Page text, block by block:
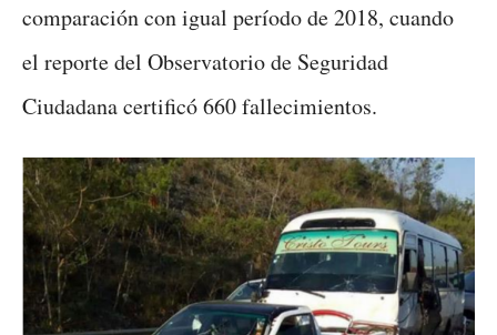
comparación con igual período de 2018, cuando
el reporte del Observatorio de Seguridad
Ciudadana certificó 660 fallecimientos.